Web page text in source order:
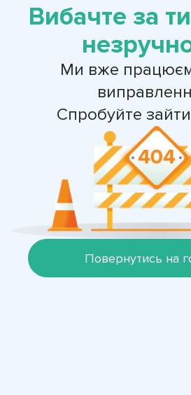
Вибачте за
Ми вже
Спробуйте зайти
Повернутись на